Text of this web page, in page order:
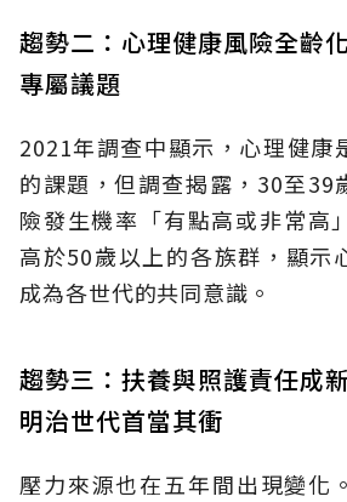
趨勢二：心理健康風險全齡
專屬議題
2021年調查中顯示，心理健康
的課題，但調查揭露，30至39
險發生機率「有點高或非常高
高於50歲以上的各族群，顯示
成為各世代的共同意識。
趨勢三：扶養與照護責任成
明治世代首當其衝
壓力來源也在五年間出現變化